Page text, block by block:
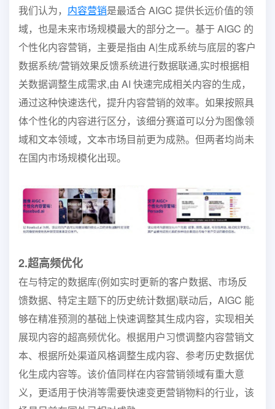
我们认为， 内容营销是最适合 AIGC 提供长远价值的领
域，也是未来市场规模最大的部分之一。基于 AIGC 的
个性化内容营销，主要是指由 A|生成系统与底层的客户
数据系统/营销效果反馈系统进行数据联通,实时根据相
关数据调整生成需求,由 AI 快速完成相关内容的生成，
通过这种快速迭代，提升内容营销的效率。如果按照具
体个性化的内容进行区分，该细分赛道可以分为图像领
域和文本领域，文本市场目前更为成熟。但两者均尚未
在国内市场规模化出现。
2.超高频优化
在与特定的数据库(例如实时更新的客户数据、市场反
馈数据、特定主题下的历史统计数据)联动后，AIGC 能
够在精准预测的基础上快速调整其生成内容，实现相关
展现内容的超高频优化。根据用户习惯调整内容营销文
本、根据所处渠道风格调整生成内容、参考历史数据优
化生成内容等。该价值同样在内容营销领域有重大意
义，更适用于快消等需要快速变更营销物料的行业，该